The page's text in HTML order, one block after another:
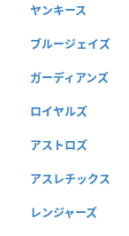
ヤンキース
ブルージェイズ
ガーディアンズ
ロイヤルズ
アストロズ
アスレチックス
レンジャーズ